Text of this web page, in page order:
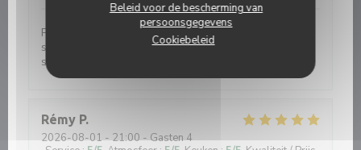
Beleid voor de bescherming van
persoonsgegevens
Cookiebeleid
Petite façade sans prétention , belle surprise, plat
simple et efficace, produit de qualité, serveuses
souriante et agréable.
Rémy P
2026-08-01- 21:00 - Gasten 4